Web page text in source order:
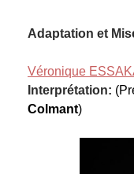
Adaptation et
Véronique
Interprétation:
Colmant)